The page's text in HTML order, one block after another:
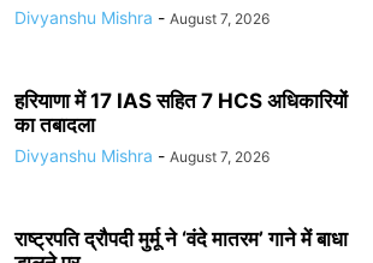
Divyanshu Mishra - August 7, 2026
हरियाणा में 17 IAS सहित 7 HCS अधिकारियों
का तबादला
Divyanshu Mishra - August 7, 2026
राष्ट्रपति द्रौपदी मुर्मू ने ‘वंदे मातरम’ गाने में बाधा